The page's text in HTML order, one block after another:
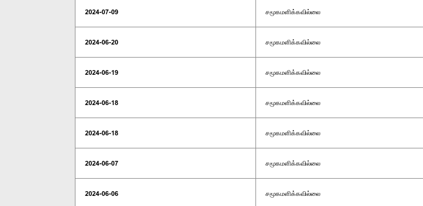
2024-07-09 சமூகமளிக்கவில்லை
2024-06-20 சமூகமளிக்கவில்லை
2024-06-19 சமூகமளிக்கவில்லை
2024-06-18 சமூகமளிக்கவில்லை
2024-06-18 சமூகமளிக்கவில்லை
2024-06-07 சமூகமளிக்கவில்லை
2024-06-06 சமூகமளிக்கவில்லை